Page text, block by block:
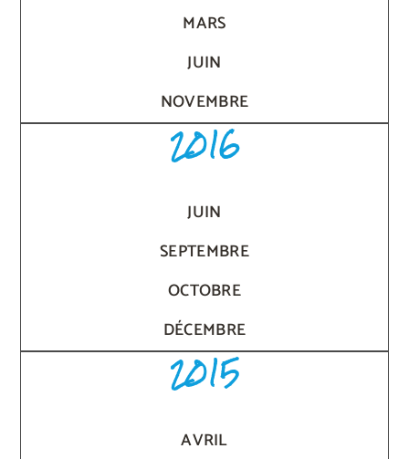
MARS
JUIN
NOVEMBRE
2016
JUIN
SEPTEMBRE
OCTOBRE
DÉCEMBRE
2015
AVRIL